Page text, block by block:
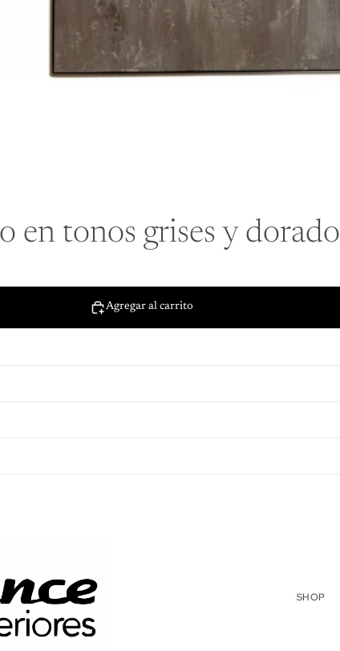
en tonos grises y dorado
Agregar al carrito
SHOP
Política de reembolso
Política de privacidad
Términos del servicio